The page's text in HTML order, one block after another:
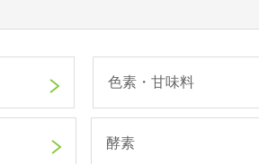
色素・甘味料
酵素